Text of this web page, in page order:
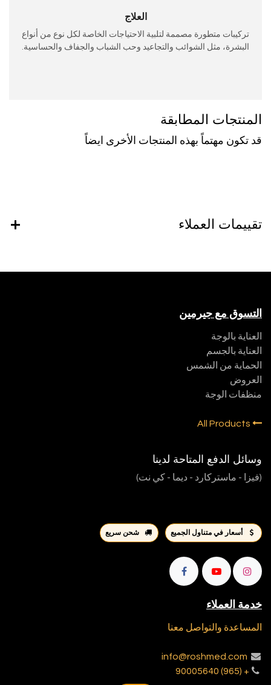
العلاج
تركيبات متطورة مصممة لتلبية الاحتياجات الخاصة لكل نوع من أنواع
البشرة، مثل الشوائب والتجاعيد وحب الشباب والجفاف والحساسية.
المنتجات المطابقة
قد تكون مهتماً بهذه المنتجات الأخرى ايضاً
تقييمات العملاء
التسوق مع جيرمين
العناية بالوجة
العناية بالجسم
الحماية من الشمس
العروض
منظفات الوجة
وسائل الدفع المتاحة لدينا
(فيزا - ماستركارد - ديما - كي نت)
أسعار في متناول الجميع شحن سريع
خدمة العملاء
المساعدة والتواصل معنا
info@roshmed.com
+ (965) 90005640